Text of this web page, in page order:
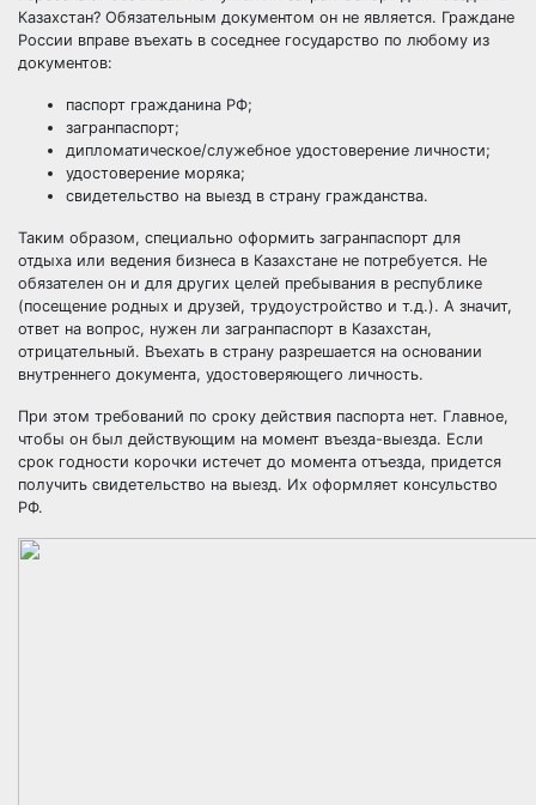
Казахстан? Обязательным документом он не является. Граждане
России вправе въехать в соседнее государство по любому из
документов:
паспорт гражданина РФ;
загранпаспорт;
дипломатическое/служебное удостоверение личности;
удостоверение моряка;
свидетельство на выезд в страну гражданства.
Таким образом, специально оформить загранпаспорт для
отдыха или ведения бизнеса в Казахстане не потребуется. Не
обязателен он и для других целей пребывания в республике
(посещение родных и друзей, трудоустройство и т.д.). А значит,
ответ на вопрос, нужен ли загранпаспорт в Казахстан,
отрицательный. Въехать в страну разрешается на основании
внутреннего документа, удостоверяющего личность.
При этом требований по сроку действия паспорта нет. Главное,
чтобы он был действующим на момент въезда-выезда. Если
срок годности корочки истечет до момента отъезда, придется
получить свидетельство на выезд. Их оформляет консульство
РФ.